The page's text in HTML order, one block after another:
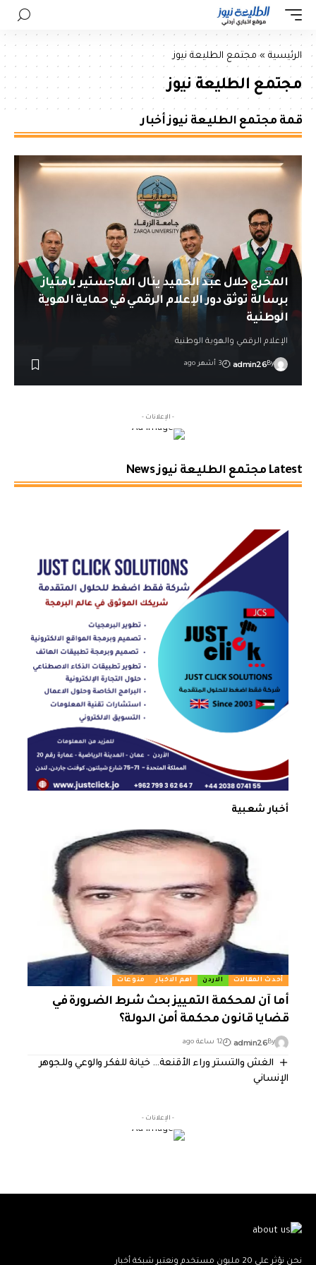
الرئيسية » مجتمع الطليعة نيوز
مجتمع الطليعة نيوز
قمة مجتمع الطليعة نيوز أخبار
المخرج جلال عبد الحميد ينال الماجستير بامتياز
برسالة توثق دور الإعلام الرقمي في حماية الهوية
الوطنية
الإعلام الرقمي والهوية الوطنية
By
admin26 3 أشهر ago
- الإعلانات -
Latest مجتمع الطليعة نيوز News
أخبار شعبية
أحدث المقالات الاردن اهم الاخبار منوعات
أما آن لمحكمة التمييز بحث شرط الضرورة في
قضايا قانون محكمة أمن الدولة؟
By
admin26 12 ساعة ago
الغش والتستر وراء الأقنعة… خيانة للفكر والوعي وللجوهر
الإنساني
- الإعلانات -
نحن نؤثر على 20 مليون مستخدم ونعتبر شبكة أخبار